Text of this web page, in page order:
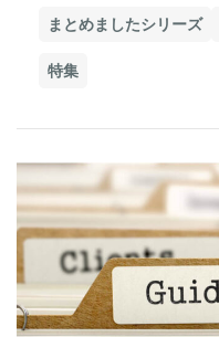
まとめましたシリーズ
特集